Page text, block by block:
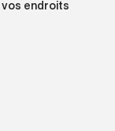
vos endroits